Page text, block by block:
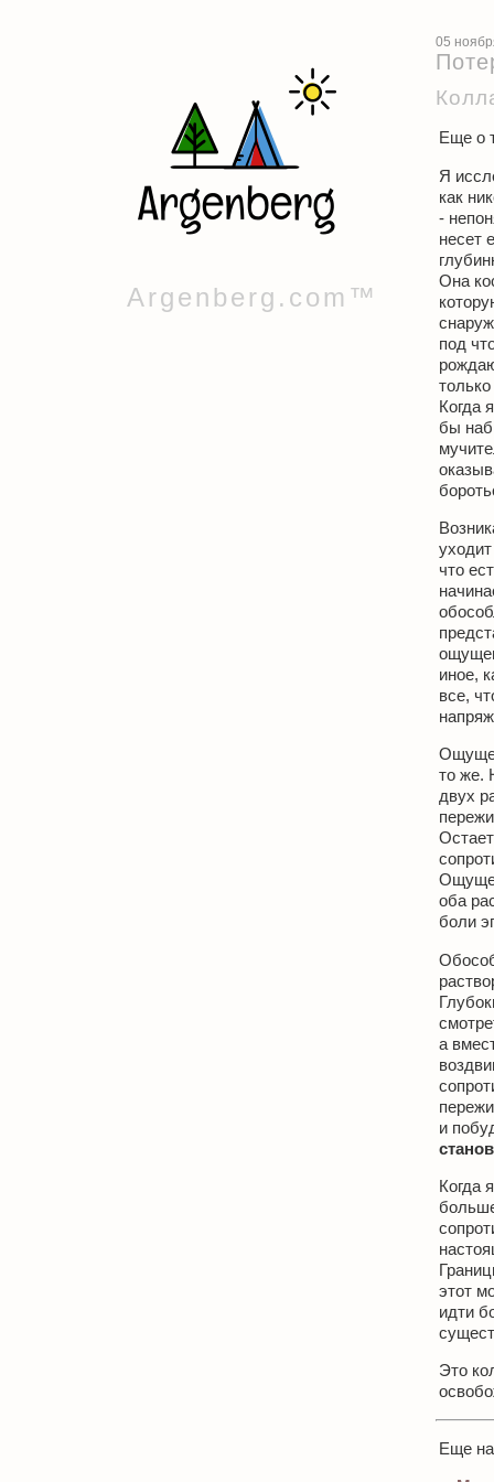
Argenberg.com™
05
Еще о
Я
как
-
несет
Она
под
Когда
бы
что
иное,
все,
то же.
двух
оба
боли
а
и
Когда
этот
идти
Это
Еще